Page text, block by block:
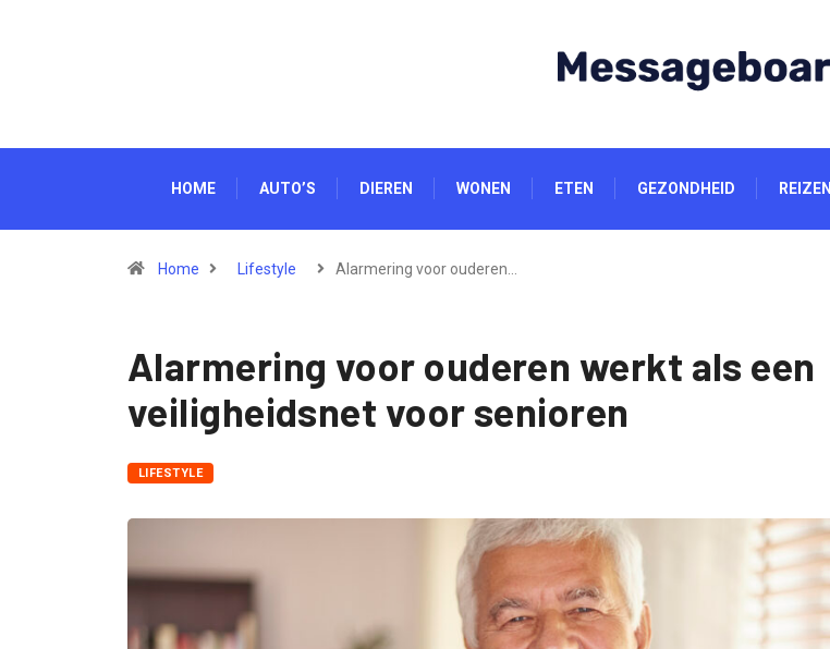
HOME AUTO’S DIEREN WONEN ETEN GEZONDHEID REIZEN
Home Lifestyle Alarmering voor ouderen…
Alarmering voor ouderen werkt als een
veiligheidsnet voor senioren
LIFESTYLE